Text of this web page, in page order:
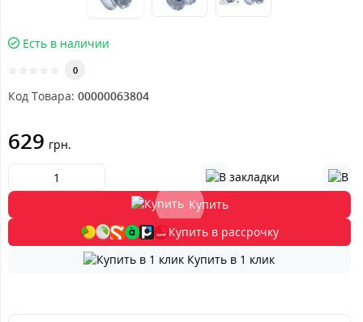
Есть в наличии
0
Код Товара: 00000063804
629 грн.
Купить
Купить в рассрочку
Купить в 1 клик